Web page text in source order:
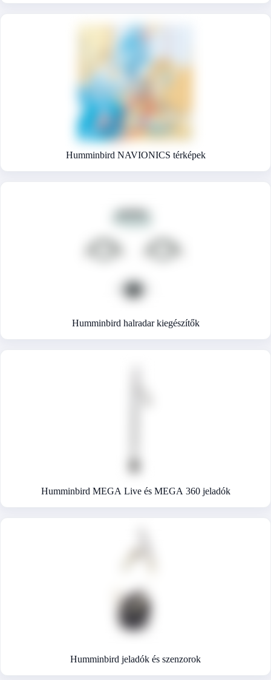
Humminbird NAVIONICS térképek
Humminbird halradar kiegészítők
Humminbird MEGA Live és MEGA 360 jeladók
Humminbird jeladók és szenzorok